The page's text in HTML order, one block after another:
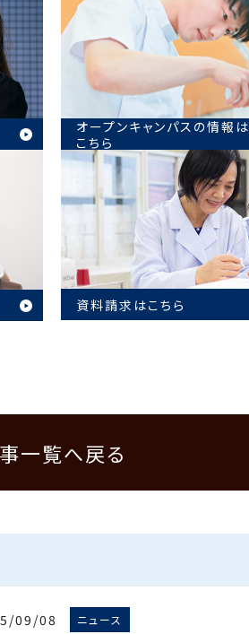
オープンキャンパスの情報は
こちら
資料請求はこちら
一覧へ戻る
09/08 ニュース